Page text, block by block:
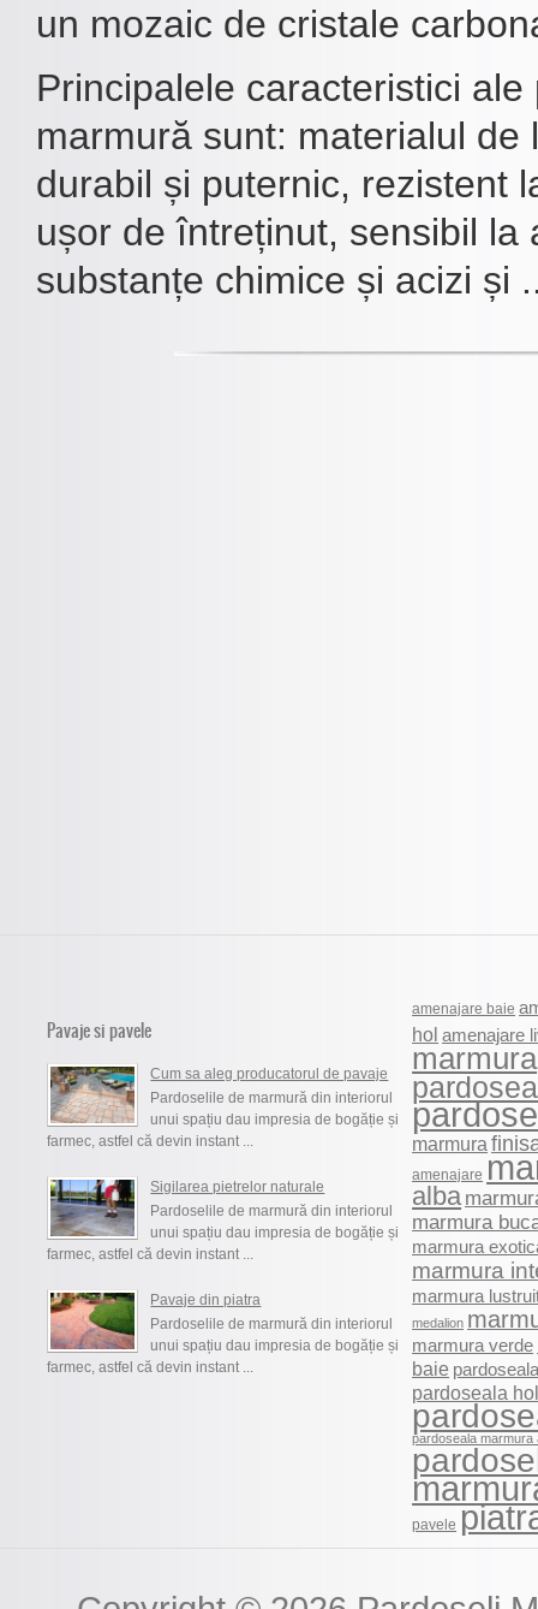
un mozaic de cristale
Principalele caracteristici ale
marmură sunt: materialul de
durabil și puternic, rezistent
ușor de întreținut, sensibil la
substanțe chimice și acizi și
Pavaje si pavele
Cum sa aleg producatorul de pavaje
Pardoselile de marmură din interiorul
unui spațiu dau impresia de bogăție și
farmec, astfel că devin instant ...
Sigilarea pietrelor naturale
Pardoselile de marmură din interiorul
unui spațiu dau impresia de bogăție și
farmec, astfel că devin instant ...
Pavaje din piatra
Pardoselile de marmură din interiorul
unui spațiu dau impresia de bogăție și
farmec, astfel că devin instant ...
amenajare baie
hol amenajare
marmura
marmura
amenajare
alba
marmura
marmura
marmura
marmura
medalion
marmura verde
baie
pardoseala
pardoseala marmura
pavele